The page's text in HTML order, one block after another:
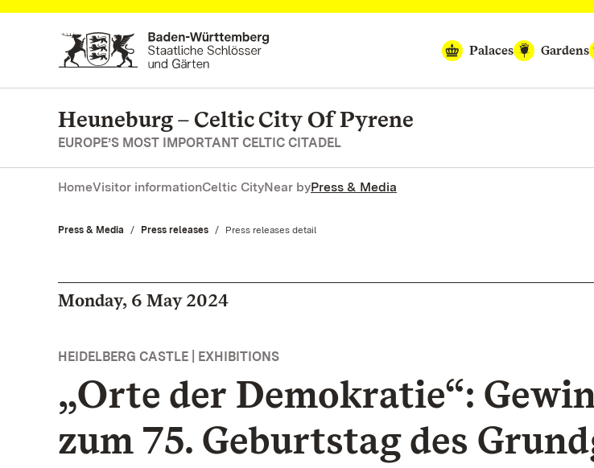
Navigate to main page
Palaces
Gardens
Heuneburg – Celtic City Of Pyrene
EUROPE’S MOST IMPORTANT CELTIC CITADEL
HomeVisitor informationCeltic CityNear byPress & Media
Press & Media Press releases Current:
Press releases detail
Monday, 6 May 2024
HEIDELBERG CASTLE | EXHIBITIONS
„Orte der Demokratie“:
zum 75. Geburtstag des